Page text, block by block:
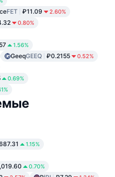
FET ₽11.09 2.60%
0.80%
1.56%
GeeqGEEQ ₽0.2155 0.52%
0.69%
1.15%
0.70%